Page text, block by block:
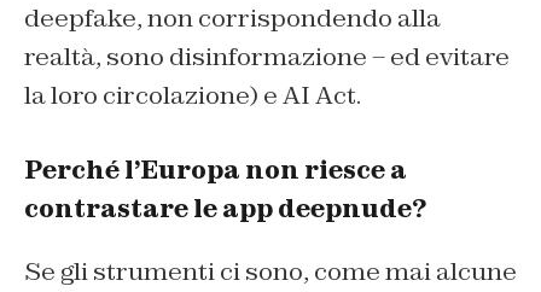
deepfake, non corrispondendo alla
realtà, sono disinformazione – ed evitare
la loro circolazione) e AI Act.
Perché l’Europa non riesce a
contrastare le app deepnude?
Se gli strumenti ci sono, come mai alcune